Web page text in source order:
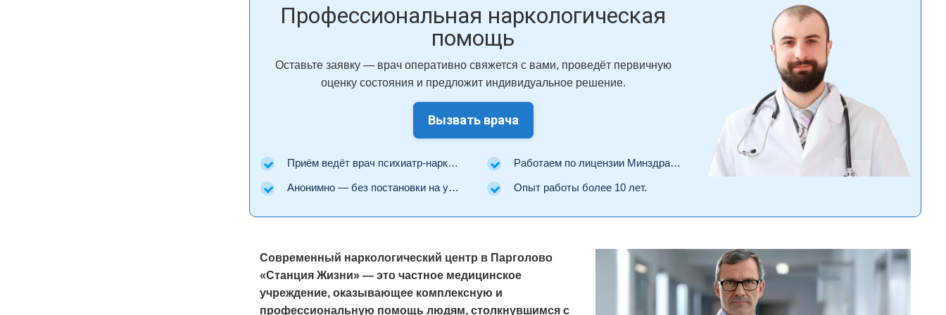
Профессиональная наркологическая
помощь
Оставьте заявку — врач оперативно свяжется с вами, проведёт первичную
оценку состояния и предложит индивидуальное решение.
Вызвать врача
Приём ведёт врач психиатр-нарколог. Работаем по лицензии Минздрава РФ.
Анонимно — без постановки на учёт. Опыт работы более 10 лет.
Современный наркологический центр в Парголово
«Станция Жизни» — это частное медицинское
учреждение, оказывающее комплексную и
профессиональную помощь людям, столкнувшимся с